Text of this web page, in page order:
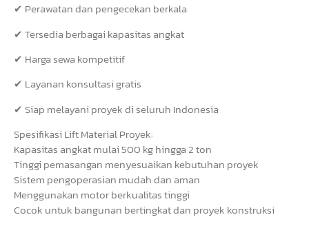
✔ Perawatan dan pengecekan berkala
✔ Tersedia berbagai kapasitas angkat
✔ Harga sewa kompetitif
✔ Layanan konsultasi gratis
✔ Siap melayani proyek di seluruh Indonesia
Spesifikasi Lift Material Proyek:
Kapasitas angkat mulai 500 kg hingga 2 ton
Tinggi pemasangan menyesuaikan kebutuhan proyek
Sistem pengoperasian mudah dan aman
Menggunakan motor berkualitas tinggi
Cocok untuk bangunan bertingkat dan proyek konstruksi